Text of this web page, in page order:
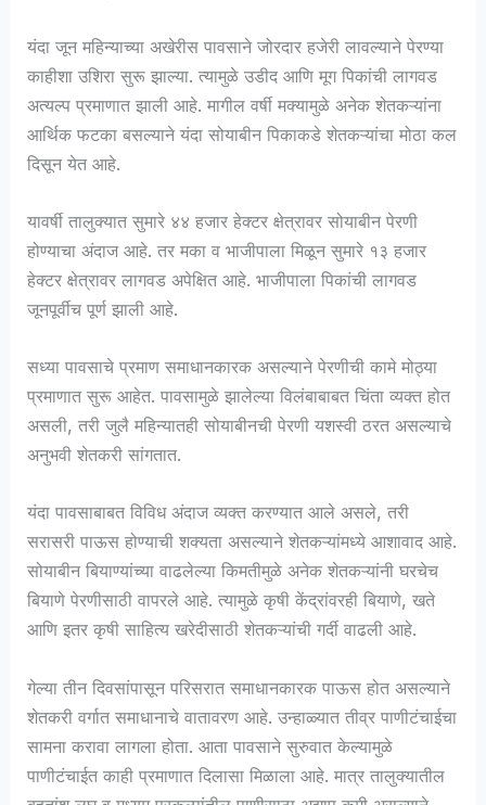
यंदा जून महिन्याच्या अखेरीस पावसाने जोरदार हजेरी लावल्याने पेरण्या
काहीशा उशिरा सुरू झाल्या. त्यामुळे उडीद आणि मूग पिकांची लागवड
अत्यल्प प्रमाणात झाली आहे. मागील वर्षी मक्यामुळे अनेक शेतकऱ्यांना
आर्थिक फटका बसल्याने यंदा सोयाबीन पिकाकडे शेतकऱ्यांचा मोठा कल
दिसून येत आहे.
यावर्षी तालुक्यात सुमारे ४४ हजार हेक्टर क्षेत्रावर सोयाबीन पेरणी
होण्याचा अंदाज आहे. तर मका व भाजीपाला मिळून सुमारे १३ हजार
हेक्टर क्षेत्रावर लागवड अपेक्षित आहे. भाजीपाला पिकांची लागवड
जूनपूर्वीच पूर्ण झाली आहे.
सध्या पावसाचे प्रमाण समाधानकारक असल्याने पेरणीची कामे मोठ्या
प्रमाणात सुरू आहेत. पावसामुळे झालेल्या विलंबाबाबत चिंता व्यक्त होत
असली, तरी जुलै महिन्यातही सोयाबीनची पेरणी यशस्वी ठरत असल्याचे
अनुभवी शेतकरी सांगतात.
यंदा पावसाबाबत विविध अंदाज व्यक्त करण्यात आले असले, तरी
सरासरी पाऊस होण्याची शक्यता असल्याने शेतकऱ्यांमध्ये आशावाद आहे.
सोयाबीन बियाण्यांच्या वाढलेल्या किमतीमुळे अनेक शेतकऱ्यांनी घरचेच
बियाणे पेरणीसाठी वापरले आहे. त्यामुळे कृषी केंद्रांवरही बियाणे, खते
आणि इतर कृषी साहित्य खरेदीसाठी शेतकऱ्यांची गर्दी वाढली आहे.
गेल्या तीन दिवसांपासून परिसरात समाधानकारक पाऊस होत असल्याने
शेतकरी वर्गात समाधानाचे वातावरण आहे. उन्हाळ्यात तीव्र पाणीटंचाईचा
सामना करावा लागला होता. आता पावसाने सुरुवात केल्यामुळे
पाणीटंचाईत काही प्रमाणात दिलासा मिळाला आहे. मात्र तालुक्यातील